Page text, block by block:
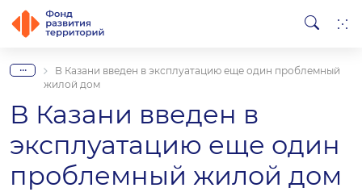
...
В Казани введен в эксплуатацию еще один проблемный
жилой дом
В Казани введен в
эксплуатацию еще один
проблемный жилой дом